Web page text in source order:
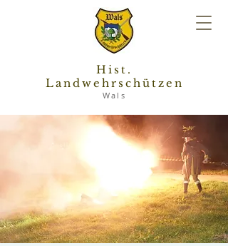
Hist.
Landwehrschützen
Wals